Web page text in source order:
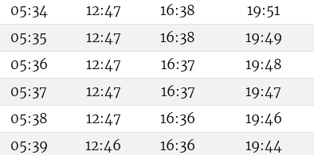
05:34 12:47 16:38 19:51
05:35 12:47 16:38 19:49
05:36 12:47 16:37 19:48
05:37 12:47 16:37 19:47
05:38 12:47 16:36 19:46
05:39 12:46 16:36 19:44